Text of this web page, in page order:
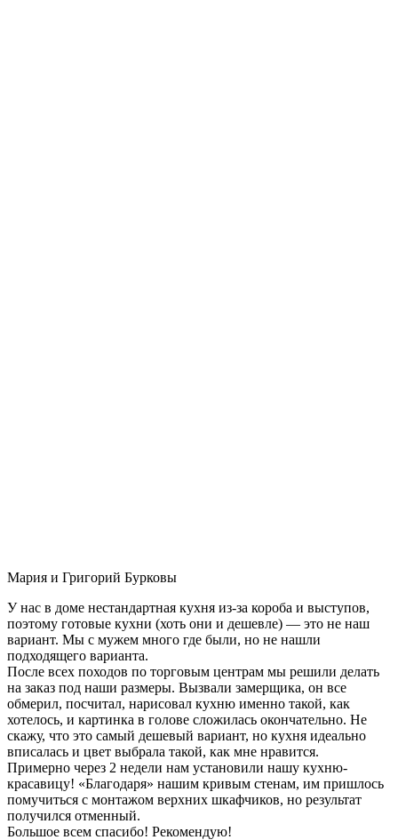
Мария и Григорий Бурковы
У нас в доме нестандартная кухня из-за короба и выступов,
поэтому готовые кухни (хоть они и дешевле) — это не наш
вариант. Мы с мужем много где были, но не нашли
подходящего варианта.
После всех походов по торговым центрам мы решили делать
на заказ под наши размеры. Вызвали замерщика, он все
обмерил, посчитал, нарисовал кухню именно такой, как
хотелось, и картинка в голове сложилась окончательно. Не
скажу, что это самый дешевый вариант, но кухня идеально
вписалась и цвет выбрала такой, как мне нравится.
Примерно через 2 недели нам установили нашу кухню-
красавицу! «Благодаря» нашим кривым стенам, им пришлось
помучиться с монтажом верхних шкафчиков, но результат
получился отменный.
Большое всем спасибо! Рекомендую!